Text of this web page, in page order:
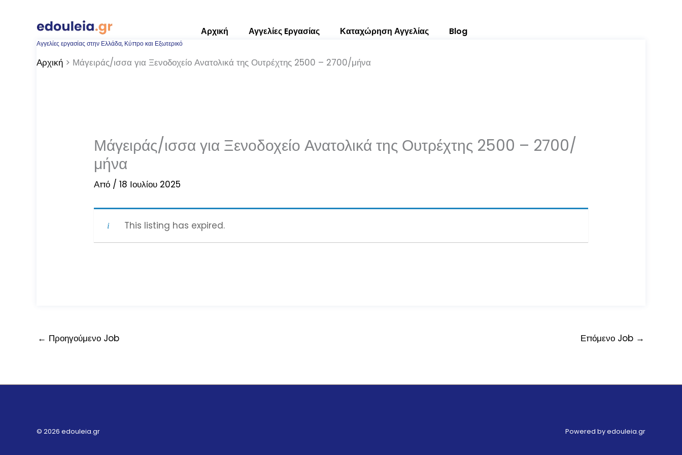
περιεχόμενοΑγγελίες εργασίας στην Ελλάδα, Κύπρο και Εξωτερικό
Αρχική Αγγελίες Eργασίας Καταχώρηση Αγγελίας Blog
Αρχική Μάγειράς/ισσα για Ξενοδοχείο Ανατολικά της Ουτρέχτης 2500 – 2700/μήνα
Μάγειράς/ισσα για Ξενοδοχείο Ανατολικά της Ουτρέχτης 2500 – 2700/
μήνα
Από /18 Ιουλίου 2025
This listing has expired.
← Προηγούμενο Job Επόμενο Job →
© 2026 edouleia.gr Powered by edouleia.gr